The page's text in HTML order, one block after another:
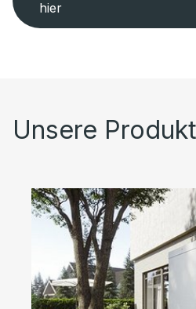
hier
Unsere